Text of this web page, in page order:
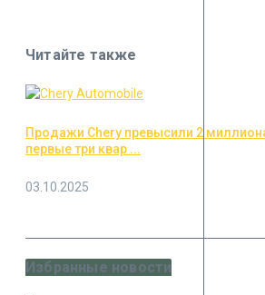
Читайте также
Продажи Chery превысили 2
первые три квар ...
03.10.2025
Избранные новости